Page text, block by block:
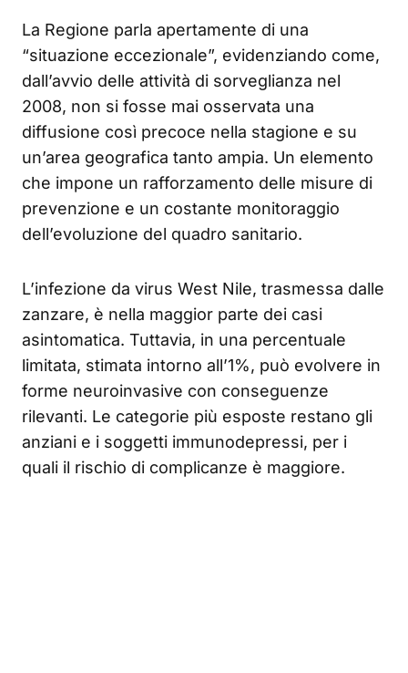
La Regione parla apertamente di una
“situazione eccezionale”, evidenziando come,
dall’avvio delle attività di sorveglianza nel
2008, non si fosse mai osservata una
diffusione così precoce nella stagione e su
un’area geografica tanto ampia. Un elemento
che impone un rafforzamento delle misure di
prevenzione e un costante monitoraggio
dell’evoluzione del quadro sanitario.
L’infezione da virus West Nile, trasmessa dalle
zanzare, è nella maggior parte dei casi
asintomatica. Tuttavia, in una percentuale
limitata, stimata intorno all’1%, può evolvere in
forme neuroinvasive con conseguenze
rilevanti. Le categorie più esposte restano gli
anziani e i soggetti immunodepressi, per i
quali il rischio di complicanze è maggiore.